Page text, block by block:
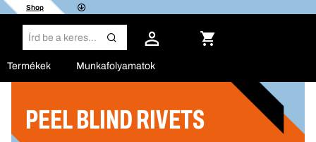
Shop
Termékek Munkafolyamatok
PEEL BLIND RIVETS
Szűrő